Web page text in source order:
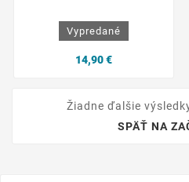
Vypredané
14,90 €
Žiadne ďalšie
SPÄŤ NA